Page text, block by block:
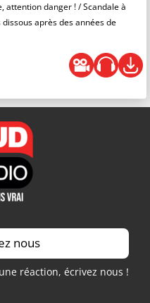
attention danger ! / Scandale à
dissous après des années de
nous
réaction, écrivez nous !